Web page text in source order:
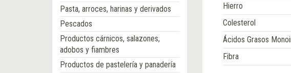
Pasta, arroces, harinas y derivados
Pescados
Productos cárnicos, salazones,
adobos y fiambres
Productos de pastelería y panadería
Hierro
Colesterol
Ácidos Grasos
Fibra